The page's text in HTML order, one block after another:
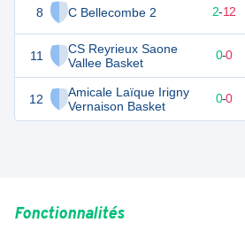
8 C Bellecombe 2
11
CS Reyrieux Saone
Vallee Basket
12
Amicale Laïque Irigny
Vernaison Basket
16 2-12
0 0-0
0 0 0-0
Fonctionnalités